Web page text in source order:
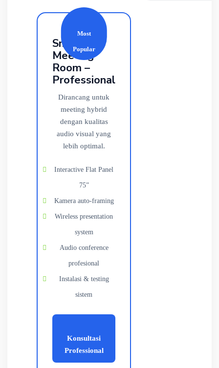
Most
Popular
Smart
Meeting
Room –
Professional
Dirancang untuk
meeting hybrid
dengan kualitas
audio visual yang
lebih optimal.
Interactive Flat Panel
75”
Kamera auto-framing
Wireless presentation
system
Audio conference
profesional
Instalasi & testing
sistem
Konsultasi
Professional